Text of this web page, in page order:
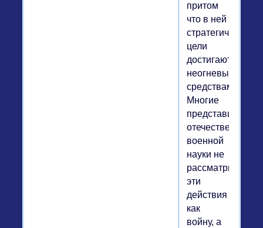
притом
что в ней
стратегические
цели
достигаются
неогневыми
средствами?
Многие
представители
отечественной
военной
науки не
рассматривают
эти
действия
как
войну, а